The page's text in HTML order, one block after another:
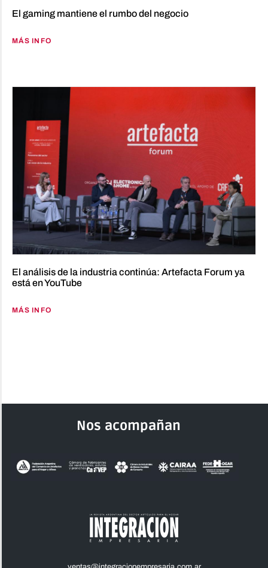
El gaming mantiene el rumbo del negocio
MÁS INFO
El análisis de la industria continúa: Artefacta Forum ya
está en YouTube
MÁS INFO
Nos acompañan